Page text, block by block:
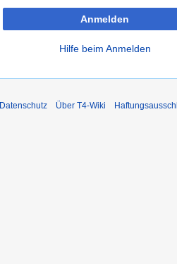
Anmelden
Hilfe beim Anmelden
Datenschutz Über T4-Wiki